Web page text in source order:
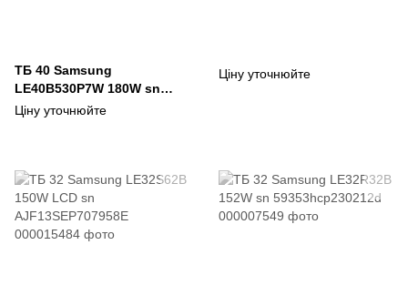
ТБ 40 Samsung
LE40B530P7W 180W sn
BEDY3SNS701268X
Ціну уточнюйте
Ціну уточнюйте